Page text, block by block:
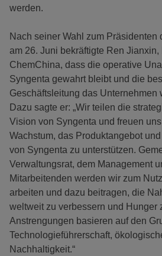
werden.
Nach seiner Wahl zum Präsidenten
am 26. Juni bekräftigte Ren Jianxin,
ChemChina, dass die operative
Syngenta gewahrt bleibt und die
Geschäftsleitung das Unternehmen
Dazu sagte er: „Wir teilen die
Vision von Syngenta und freuen
Wachstum, das Produktangebot
von Syngenta zu unterstützen.
Verwaltungsrat, dem Management
Mitarbeitenden werden wir zum
arbeiten und dazu beitragen, die
weltweit zu verbessern und Hunger
Anstrengungen basieren auf den
Technologieführerschaft,
Nachhaltigkeit.“